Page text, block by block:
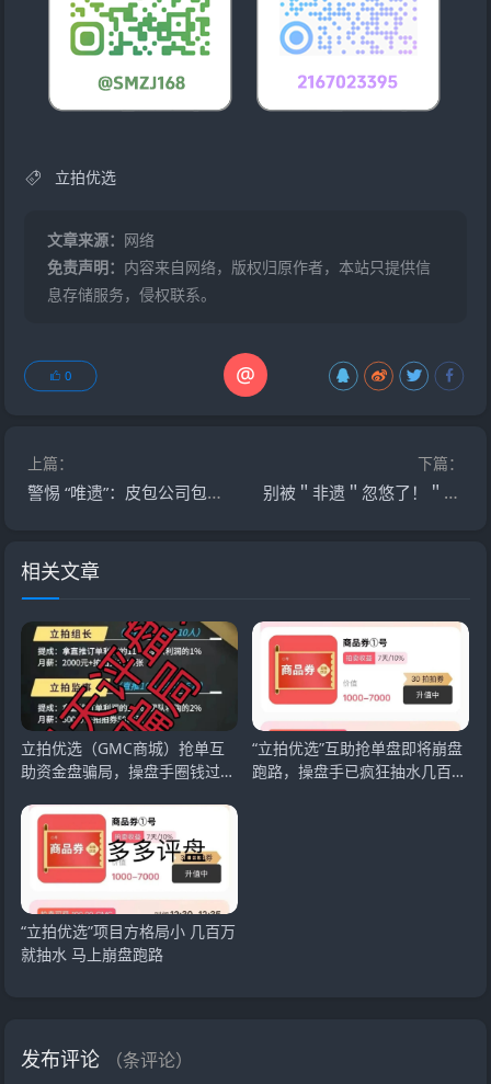
立拍优选
文章来源： 网络
免责声明： 内容来自网络，版权归原作者，本站只提供信
息存储服务，侵权联系。
@
0
上篇：
警惕 “唯遗”：皮包公司包装的资金盘 原优酷优选诈骗团伙操盘 不撤离就彻底锁仓
下篇：
别被＂非遗＂忽悠了！＂唯遗＂背后竟是优酷优选诈骗团伙，资金盘套路深似海
相关文章
立拍优选（GMC商城）抢单互
助资金盘骗局，操盘手圈钱过千
“立拍优选”互助抢单盘即将崩盘
跑路，操盘手已疯狂抽水几百
“立拍优选”项目方格局小 几百万
就抽水 马上崩盘跑路
发布评论 （条评论）